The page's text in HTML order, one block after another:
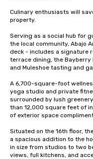
Culinary enthusiasts will
property.
Serving as a social hub for
the local community, Abajo
deck - includes a signature
terrace dining, the Bayberry
and Muleshoe tasting and
A 6,700-square-foot
yoga studio and private
surrounded by lush
than 12,000 square feet of
of exterior space
Situated on the 16th floor,
a spacious addition to the
in size from studios to two
views, full kitchens, and